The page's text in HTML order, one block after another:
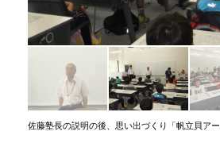
佐藤塾長の説明の後、思い出づくり「帆立貝ア